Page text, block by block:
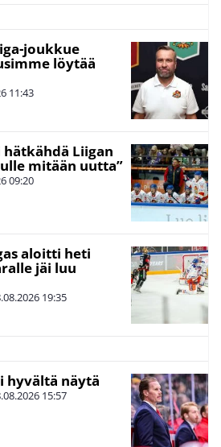
joukkue
löytää
11:43
Liigan
mitään uutta”
09:20
aloitti heti
jäi luu
19:35
hyvältä näytä
15:57